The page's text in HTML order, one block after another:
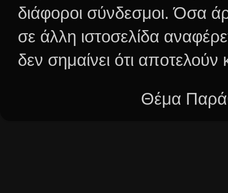
διάφοροι σύνδεσμοι.Όσα
σε άλλη ιστοσελίδα
δεν σημαίνει ότι
Θέμα